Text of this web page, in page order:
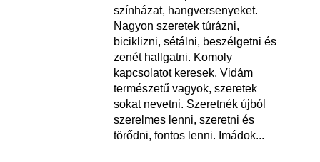
színházat, hangversenyeket.
Nagyon szeretek túrázni,
biciklizni, sétálni, beszélgetni és
zenét hallgatni. Komoly
kapcsolatot keresek. Vidám
természetű vagyok, szeretek
sokat nevetni. Szeretnék újból
szerelmes lenni, szeretni és
törődni, fontos lenni. Imádok...